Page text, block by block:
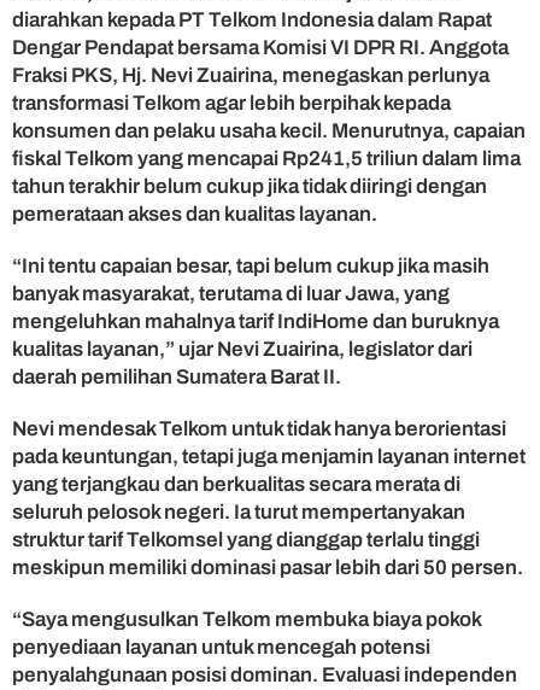
e
v
i
M
i
a
T
r
i
f
d
k
s
e
s
D
i
v
a
l
u
diarahkan kepada PT Telkom Indonesia dalam Rapat
Dengar Pendapat bersama Komisi VI DPR RI. Anggota
Fraksi PKS, Hj. Nevi Zuairina, menegaskan perlunya
transformasi Telkom agar lebih berpihak kepada
konsumen dan pelaku usaha kecil. Menurutnya, capaian
fiskal Telkom yang mencapai Rp241,5 triliun dalam lima
tahun terakhir belum cukup jika tidak diiringi dengan
pemerataan akses dan kualitas layanan.
“Ini tentu capaian besar, tapi belum cukup jika masih
banyak masyarakat, terutama di luar Jawa, yang
mengeluhkan mahalnya tarif IndiHome dan buruknya
kualitas layanan,” ujar Nevi Zuairina, legislator dari
daerah pemilihan Sumatera Barat II.
Nevi mendesak Telkom untuk tidak hanya berorientasi
pada keuntungan, tetapi juga menjamin layanan internet
yang terjangkau dan berkualitas secara merata di
seluruh pelosok negeri. Ia turut mempertanyakan
struktur tarif Telkomsel yang dianggap terlalu tinggi
meskipun memiliki dominasi pasar lebih dari 50 persen.
“Saya mengusulkan Telkom membuka biaya pokok
penyediaan layanan untuk mencegah potensi
penyalahgunaan posisi dominan. Evaluasi independen